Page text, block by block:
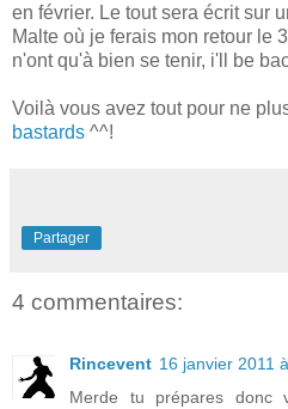
en février. Le tout sera écrit sur
Malte où je ferais mon retour le
n'ont qu'à bien se tenir, i'll be
Voilà vous avez tout pour ne
bastards ^^!
Partager
4 commentaires:
Rincevent 16 janvier 2011
Merde tu prépares donc